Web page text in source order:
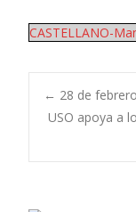
CASTELLANO-
de
← 28 de
USO apoya a